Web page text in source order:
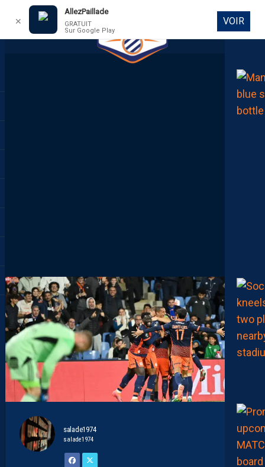
DIRECT
salade1974
salade1974
✕
AllezPaillade
GRATUIT
Sur Google Play
VOIR